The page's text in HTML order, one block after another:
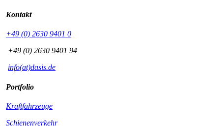
Kontakt
+49 (0) 2630 9401 0
+49 (0) 2630 9401 94
info(at)dasis.de
Portfolio
Kraftfahrzeuge
Schienenverkehr